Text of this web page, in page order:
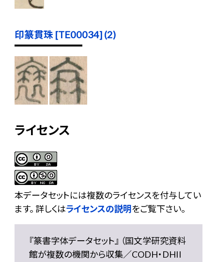
印篆貫珠 [TE00034] (2)
ライセンス
本データセットには複数のライセンスを付与してい
ます。 詳しくはライセンスの説明をご覧下さい。
『篆書字体データセット』 （国文学研究資料
館が複数の機関から収集／CODH・DHII